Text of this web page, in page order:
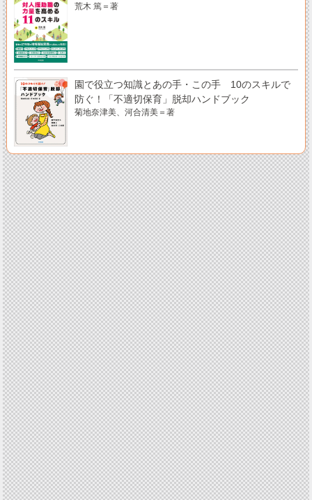
荒木 篤＝著
園で役立つ知識とあの手・この手 10のスキルで
防ぐ！「不適切保育」脱却ハンドブック
菊地奈津美、河合清美＝著